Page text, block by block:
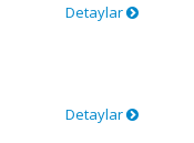
Detaylar
Detaylar